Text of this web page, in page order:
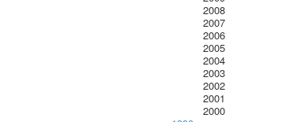
2008
2007
2006
2005
2004
2003
2002
2001
2000